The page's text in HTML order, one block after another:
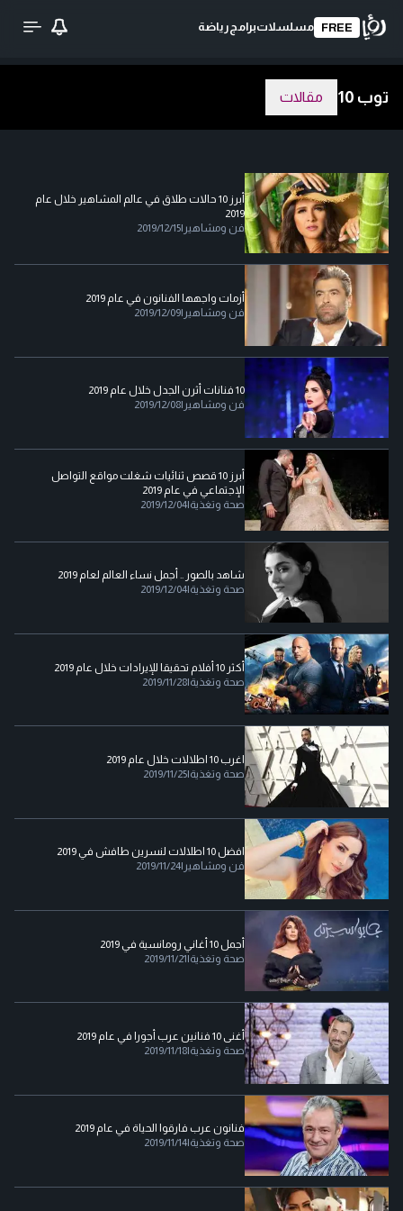
FREE مسلسلاتبرامج رياضة
توب 10 مقالات
أبرز 10 حالات طلاق في عالم المشاهير خلال عام
2019
فن ومشاهير |
2019/12/15
أزمات واجهها الفنانون في عام 2019
فن ومشاهير |
2019/12/09
10 فنانات أثرن الجدل خلال عام 2019
فن ومشاهير |
2019/12/08
أبرز 10 قصص ثنائيات شغلت مواقع التواصل
الإجتماعي في عام 2019
صحة وتغذية|
2019/12/04
شاهد بالصور .. أجمل نساء العالم لعام 2019
صحة وتغذية|
2019/12/04
أكثر 10 أفلام تحقيقا للإيرادات خلال عام 2019
صحة وتغذية|
2019/11/28
اغرب 10 اطلالات خلال عام 2019
صحة وتغذية|
2019/11/25
افضل 10 اطلالات لنسرين طافش في 2019
فن ومشاهير |
2019/11/24
أجمل 10 أغاني رومانسية في 2019
صحة وتغذية|
2019/11/21
أغنى 10 فنانين عرب أجورا في عام 2019
صحة وتغذية|
2019/11/18
فنانون عرب فارقوا الحياة في عام 2019
صحة وتغذية|
2019/11/14